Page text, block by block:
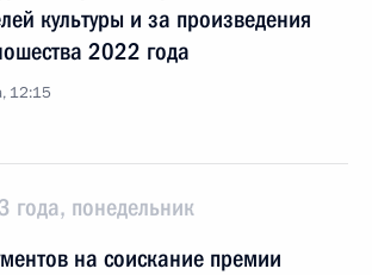
культуры и за произведения
2022 года
12:15
года, понедельник
на соискание премии